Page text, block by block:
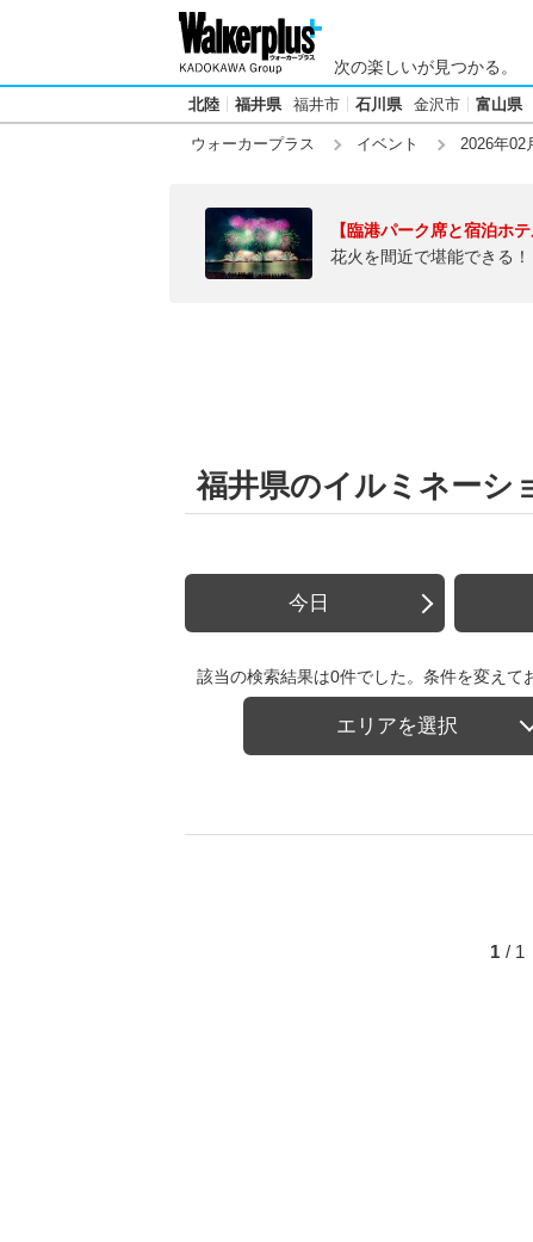
次の楽しいが見つかる。
北陸 福井県 福井市 石川県 金沢市 富山県
ウォーカープラス イベント 2026年02
【臨港パーク席と宿泊ホテ
花火を間近で堪能できる
福井県のイルミネーシ
今日
該当の検索結果は0件でした。条件を変えて
エリアを選択
1 / 1